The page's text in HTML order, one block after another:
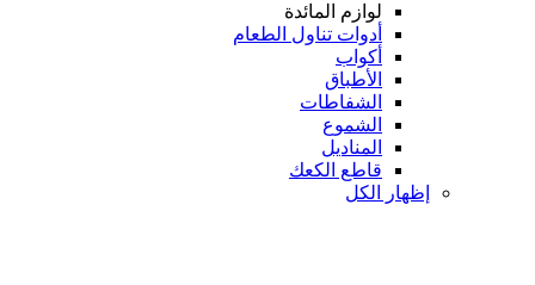
لوازم المائدة
أدوات تناول الطعام
أكواب
الأطباق
الشفاطات
الشموع
المناديل
قاطع الكعك
إظهار الكل